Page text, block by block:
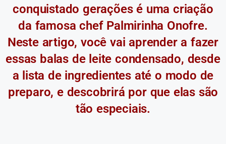
conquistado gerações é uma criação
da famosa chef Palmirinha Onofre.
Neste artigo, você vai aprender a fazer
essas balas de leite condensado, desde
a lista de ingredientes até o modo de
preparo, e descobrirá por que elas são
tão especiais.